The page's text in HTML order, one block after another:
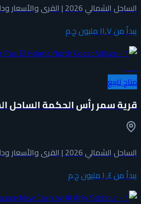
الساحل الشمالي 2026 | القرى والأسعار ودليل الشراء
يبدأ من١١٫٧ مليون ج.م
سكني
متاح للبيع
قرية سمر رأس الحكمة الساحل
الساحل الشمالي 2026 | القرى والأسعار ودليل الشراء
يبدأ من١٠٫٤ مليون ج.م